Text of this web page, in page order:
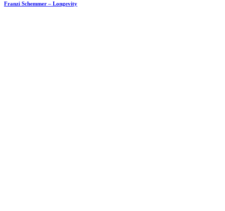
Franzi Schemmer – Longevity